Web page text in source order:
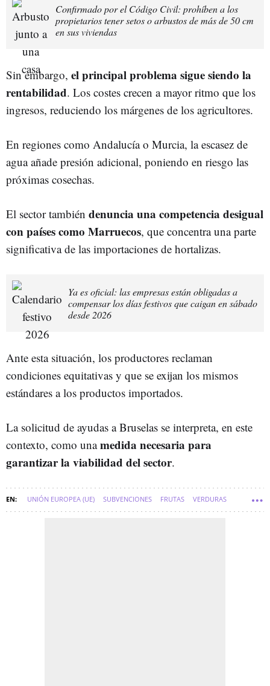
Confirmado por el Código Civil: prohíben a los
propietarios tener setos o arbustos de más de 50 cm
en sus viviendas
Sin embargo, el principal problema sigue siendo la
rentabilidad. Los costes crecen a mayor ritmo que los
ingresos, reduciendo los márgenes de los agricultores.
En regiones como Andalucía o Murcia, la escasez de
agua añade presión adicional, poniendo en riesgo las
próximas cosechas.
El sector también denuncia una competencia desigual
con países como Marruecos, que concentra una parte
significativa de las importaciones de hortalizas.
Ya es oficial: las empresas están obligadas a
compensar los días festivos que caigan en sábado
desde 2026
Ante esta situación, los productores reclaman
condiciones equitativas y que se exijan los mismos
estándares a los productos importados.
La solicitud de ayudas a Bruselas se interpreta, en este
contexto, como unamedida necesaria para
garantizar la viabilidad del sector.
UNIÓN EUROPEA (UE) SUBVENCIONES FRUTAS VERDURAS